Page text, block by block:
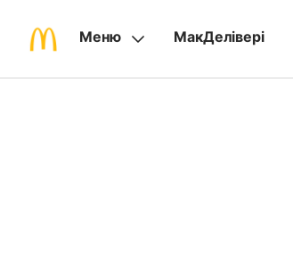
Меню МакДелівері